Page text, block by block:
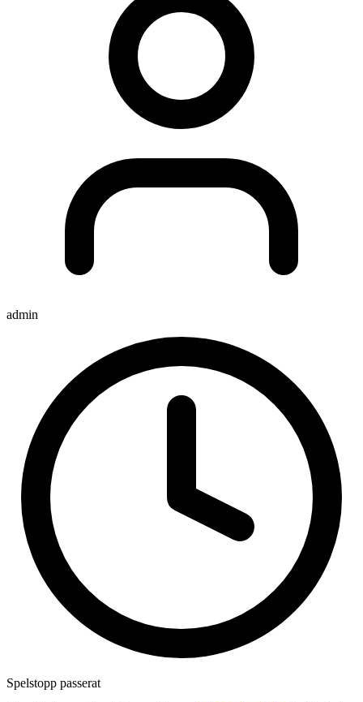
admin
Spelstopp passerat